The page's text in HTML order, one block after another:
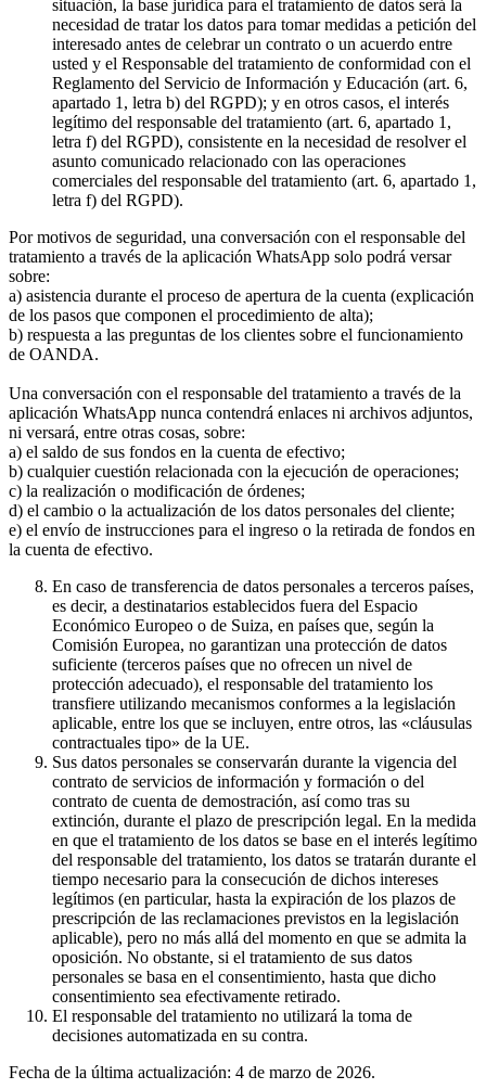
situación, la base jurídica para el tratamiento de datos será la
necesidad de tratar los datos para tomar medidas a petición del
interesado antes de celebrar un contrato o un acuerdo entre
usted y el Responsable del tratamiento de conformidad con el
Reglamento del Servicio de Información y Educación (art. 6,
apartado 1, letra b) del RGPD); y en otros casos, el interés
legítimo del responsable del tratamiento (art. 6, apartado 1,
letra f) del RGPD), consistente en la necesidad de resolver el
asunto comunicado relacionado con las operaciones
comerciales del responsable del tratamiento (art. 6, apartado 1,
letra f) del RGPD).
Por motivos de seguridad, una conversación con el responsable del
tratamiento a través de la aplicación WhatsApp solo podrá versar
sobre:
a) asistencia durante el proceso de apertura de la cuenta (explicación
de los pasos que componen el procedimiento de alta);
b) respuesta a las preguntas de los clientes sobre el funcionamiento
de OANDA.
Una conversación con el responsable del tratamiento a través de la
aplicación WhatsApp nunca contendrá enlaces ni archivos adjuntos,
ni versará, entre otras cosas, sobre:
a) el saldo de sus fondos en la cuenta de efectivo;
b) cualquier cuestión relacionada con la ejecución de operaciones;
c) la realización o modificación de órdenes;
d) el cambio o la actualización de los datos personales del cliente;
e) el envío de instrucciones para el ingreso o la retirada de fondos en
la cuenta de efectivo.
En caso de transferencia de datos personales a terceros países,
es decir, a destinatarios establecidos fuera del Espacio
Económico Europeo o de Suiza, en países que, según la
Comisión Europea, no garantizan una protección de datos
suficiente (terceros países que no ofrecen un nivel de
protección adecuado), el responsable del tratamiento los
transfiere utilizando mecanismos conformes a la legislación
aplicable, entre los que se incluyen, entre otros, las «cláusulas
contractuales tipo» de la UE.
Sus datos personales se conservarán durante la vigencia del
contrato de servicios de información y formación o del
contrato de cuenta de demostración, así como tras su
extinción, durante el plazo de prescripción legal. En la medida
en que el tratamiento de los datos se base en el interés legítimo
del responsable del tratamiento, los datos se tratarán durante el
tiempo necesario para la consecución de dichos intereses
legítimos (en particular, hasta la expiración de los plazos de
prescripción de las reclamaciones previstos en la legislación
aplicable), pero no más allá del momento en que se admita la
oposición. No obstante, si el tratamiento de sus datos
personales se basa en el consentimiento, hasta que dicho
consentimiento sea efectivamente retirado.
El responsable del tratamiento no utilizará la toma de
decisiones automatizada en su contra.
Fecha de la última actualización: 4 de marzo de 2026.